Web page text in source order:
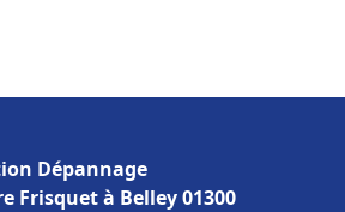
Dépannage
Frisquet à Belley 01300